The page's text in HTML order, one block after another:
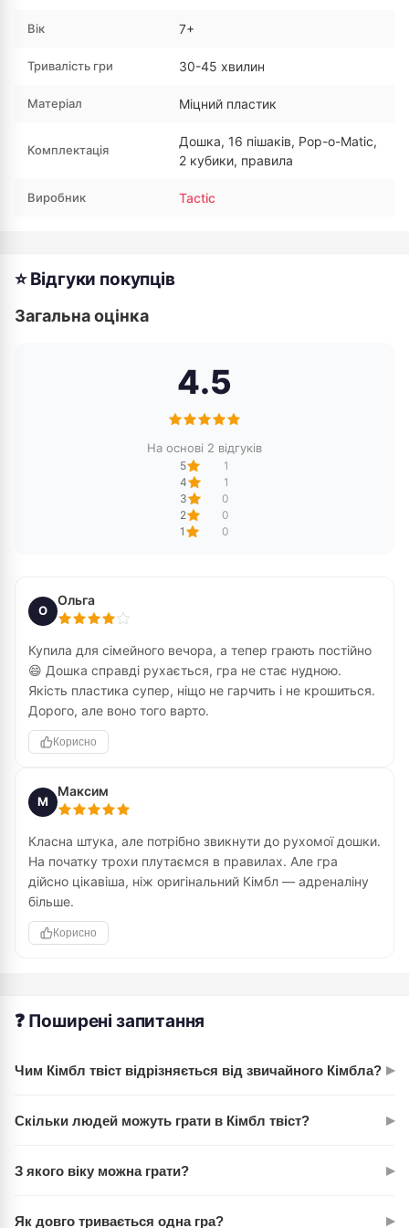
Вік 7+
Тривалість гри 30-45 хвилин
Матеріал Міцний пластик
Комплектація
Дошка, 16 пішаків, Pop-o-Matic,
2 кубики, правила
Виробник Tactic
⭐ Відгуки покупців
Загальна оцінка
4.5
На основі 2 відгуків
5
1
4
1
3
0
2
0
1
0
О
Ольга
Купила для сімейного вечора, а тепер грають постійно
😄 Дошка справді рухається, гра не стає нудною.
Якість пластика супер, ніщо не гарчить і не крошиться.
Дорого, але воно того варто.
Корисно
М
Максим
Класна штука, але потрібно звикнути до рухомої дошки.
На початку трохи плутаємся в правилах. Але гра
дійсно цікавіша, ніж оригінальний Кімбл — адреналіну
більше.
Корисно
❓ Поширені запитання
Чим Кімбл твіст відрізняється від звичайного Кімбла? ▸
повернути центр на 1/4 раунду або інші частини маршруту
від вас, або ваша фігура переміститься разом із дошкою.
Скільки людей можуть грати в Кімбл твіст? ▸
кожного гравця. Ідеально для сімейного вечора або
З якого віку можна грати? ▸
Як довго тривається одна гра? ▸